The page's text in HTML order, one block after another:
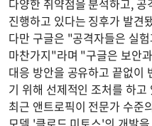
진행하고 있다는 징후가 발견
다만 구글은 "공격자들은 실
마찬가지"라며 "구글은 보안
대응 방안을 공유하고 끝없이
기 위해 선제적인 조처를 하
최근 앤트로픽이 전문가 수준